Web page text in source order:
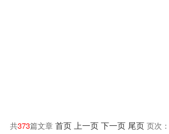
共373篇文章 首页 上一页 下一页 尾页 页次：